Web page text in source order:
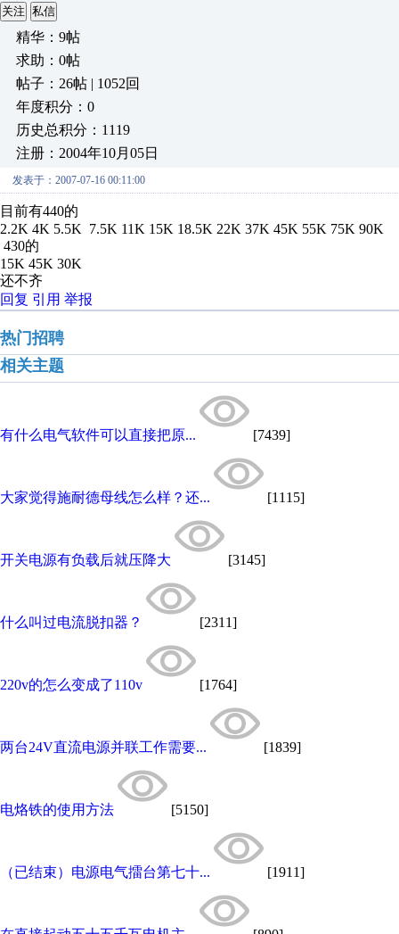
关注 私信
精华：9帖
求助：0帖
帖子：26帖 | 1052回
年度积分：0
历史总积分：1119
注册：2004年10月05日
发表于：2007-07-16 00:11:00
目前有440的
2.2K 4K 5.5K 7.5K 11K 15K 18.5K 22K 37K 45K 55K 75K 90K
430的
15K 45K 30K
还不齐
回复 引用 举报
热门招聘
相关主题
有什么电气软件可以直接把原... [7439]
大家觉得施耐德母线怎么样？还... [1115]
开关电源有负载后就压降大 [3145]
什么叫过电流脱扣器？ [2311]
220v的怎么变成了110v [1764]
两台24V直流电源并联工作需要... [1839]
电烙铁的使用方法 [5150]
（已结束）电源电气擂台第七十... [1911]